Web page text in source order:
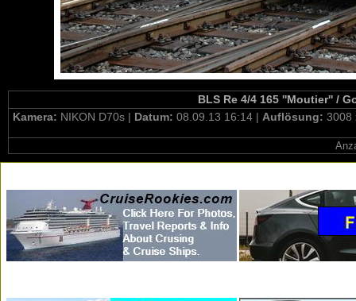
BLS Re 4/4 165 ''Moutier'' /
Kamera: NIKON D70s | Datum: 08.09.13 16:14 | Auflösung: 3008